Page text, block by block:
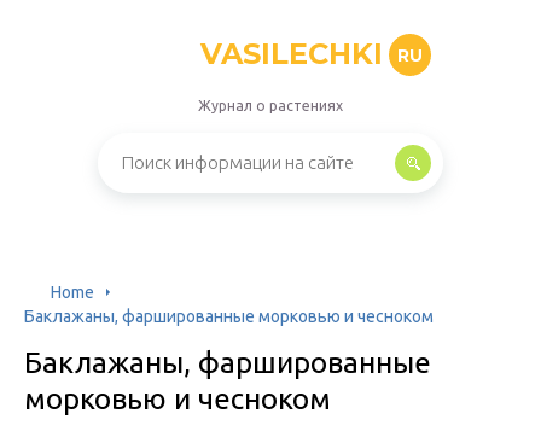
VASILECHKI RU
Журнал о растениях
Home
Баклажаны, фаршированные морковью и чесноком
Баклажаны, фаршированные
морковью и чесноком